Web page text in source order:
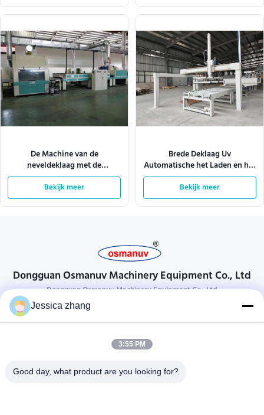
De Machine van de
neveldeklaag met de
Verlichting 380V 28kw van Tec
van het Transportbandsysteem
Bekijk meer
Brede Deklaag Uv
Automatische het Laden en het
Leegmaken Machine 4KW
1600mm
Bekijk meer
Dongguan Osmanuv Machinery Equipment Co., Ltd
Dongguan Osmanuv Machinery Equipment Co., Ltd
Neem contact op.
28 tweede industrieel, wei van Liu chong, Wanjiang, DongGuan,
86-769 -88125248
Jessica zhang
3:55 PM
Good day, what product are you looking for?